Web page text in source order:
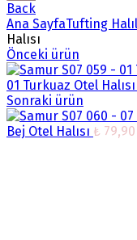
Back
Ana SayfaTufting
Halısı
Önceki ürün
01 Turkuaz Otel Halısı
Sonraki ürün
Bej Otel Halısı ₺ 79,90